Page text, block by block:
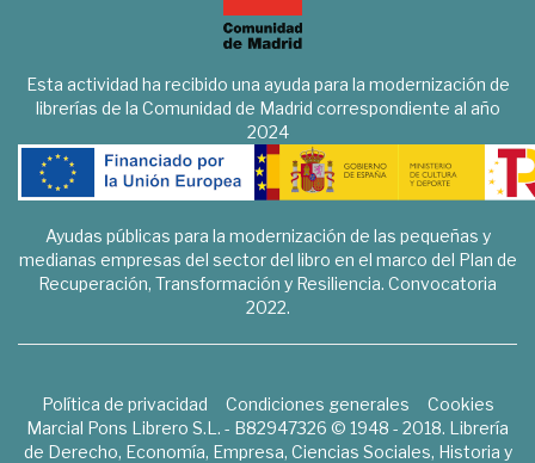
Esta actividad ha recibido una ayuda para la modernización de
librerías de la Comunidad de Madrid correspondiente al año
2024
Ayudas públicas para la modernización de las pequeñas y
medianas empresas del sector del libro en el marco del Plan de
Recuperación, Transformación y Resiliencia. Convocatoria
2022.
Política de privacidad Condiciones generales
Cookies
Marcial Pons Librero S.L. - B82947326 © 1948 - 2018. Librería
de Derecho, Economía, Empresa, Ciencias Sociales, Historia y